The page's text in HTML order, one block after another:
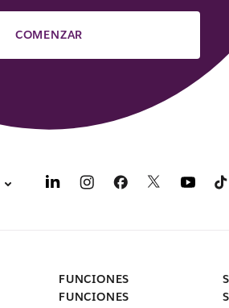
COMENZAR
FUNCIONES
FUNCIONES